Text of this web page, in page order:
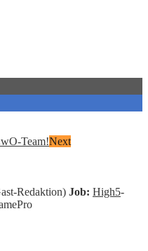
Team!Next
Redaktion) Job: High5-